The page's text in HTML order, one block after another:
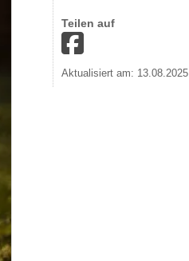
Teilen auf
Aktualisiert am: 13.08.2025